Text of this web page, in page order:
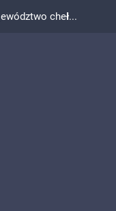
[MAPA] Województwo chełmińskie - lasy [POWIĘKSZ]